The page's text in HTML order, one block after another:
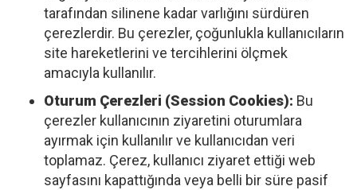
tarafından silinene kadar varlığını sürdüren
çerezlerdir. Bu çerezler, çoğunlukla kullanıcıların
site hareketlerini ve tercihlerini ölçmek
amacıyla kullanılır.
Oturum Çerezleri (Session Cookies): Bu
çerezler kullanıcının ziyaretini oturumlara
ayırmak için kullanılır ve kullanıcıdan veri
toplamaz. Çerez, kullanıcı ziyaret ettiği web
sayfasını kapattığında veya belli bir süre pasif